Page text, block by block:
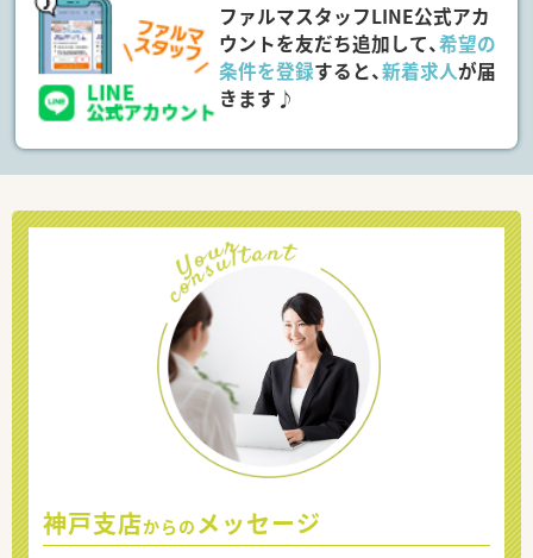
ファルマスタッフLINE公式アカ
ウントを友だち追加して、希望の
条件を登録すると、新着求人が届
きます♪
神戸支店からの メッセージ